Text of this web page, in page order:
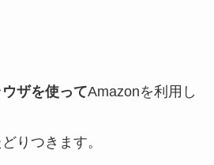
ザを使ってAmazonを利用し
りつきます。